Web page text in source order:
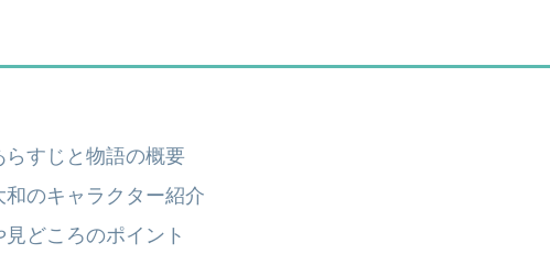
らすじと物語の概要
のキャラクター紹介
どころのポイント